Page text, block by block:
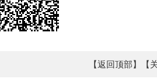
【返回顶部】 【